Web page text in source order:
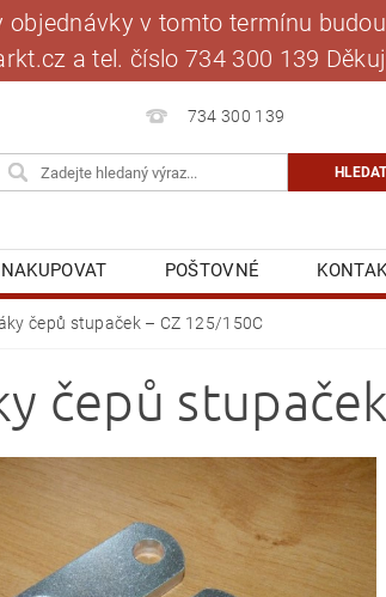
objednávky v tomto termínu
a tel. číslo 734 300 139
734 300 139
POŠTOVNÉ
MOJE OBJEDNÁVKA
čepů stupaček – CZ 125/150C
čepů